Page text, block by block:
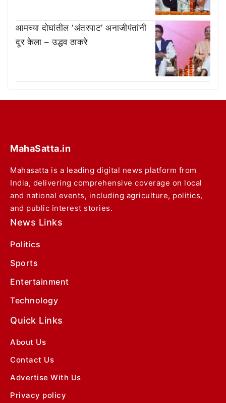
आमच्या दोघांतील ‘अंतरपाट’ अनाजीपंतांनी
दूर केला – उद्धव ठाकरे
MahaSatta.in
Mahasatta is a leading digital news platform from
India, delivering comprehensive coverage on local
and national events, including agriculture, politics,
and public interest stories.
News Links
Politics
Sports
Entertainment
Technology
Quick Links
About Us
Contact Us
Advertise With Us
Privacy policy